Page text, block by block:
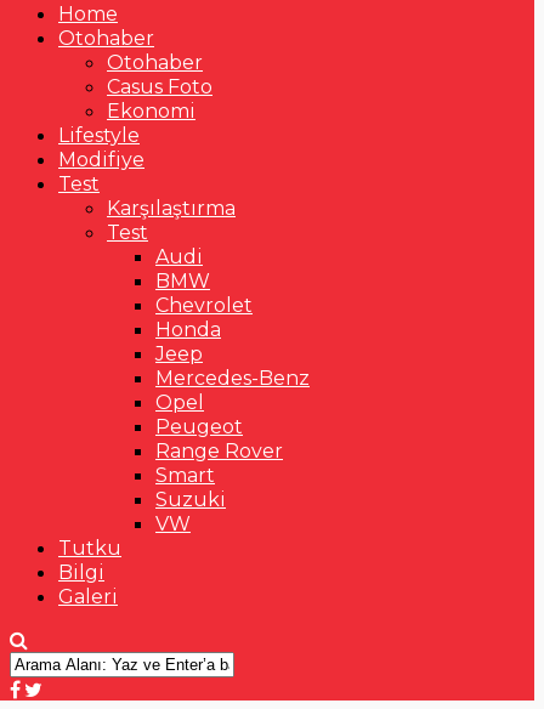
Home
Otohaber
Otohaber
Casus Foto
Ekonomi
Lifestyle
Modifiye
Test
Karşılaştırma
Test
Audi
BMW
Chevrolet
Honda
Jeep
Mercedes-Benz
Opel
Peugeot
Range Rover
Smart
Suzuki
VW
Tutku
Bilgi
Galeri